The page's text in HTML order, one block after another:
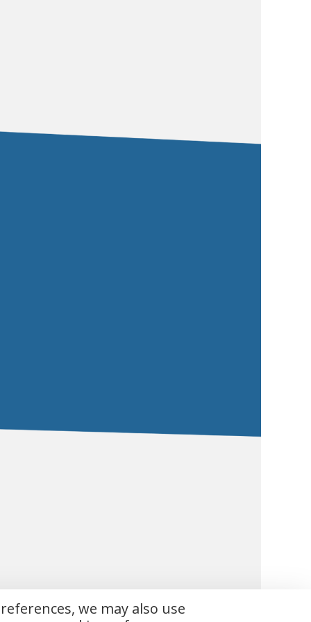
we may also use